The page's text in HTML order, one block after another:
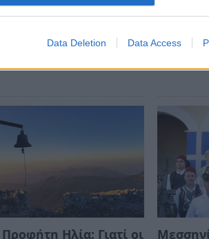
Data Deletion Data Access
Προφήτη Ηλία: Γιατί οι